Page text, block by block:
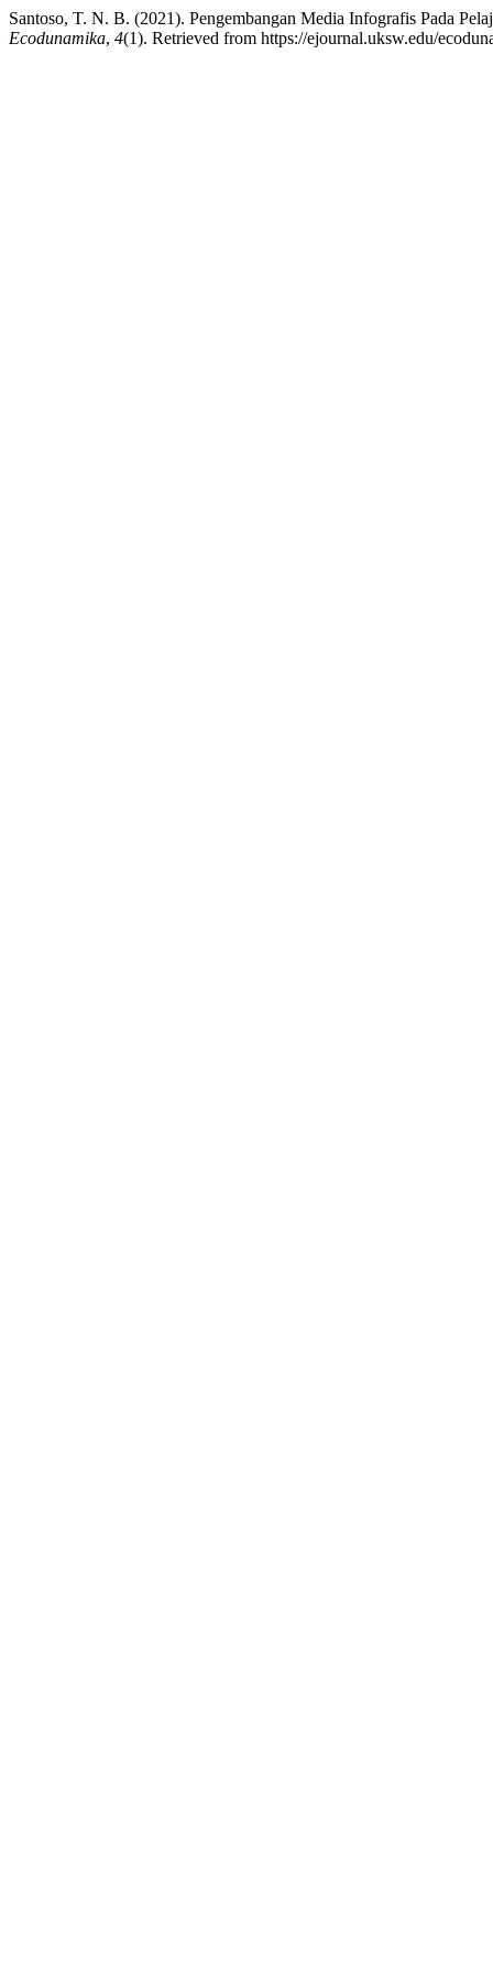
Santoso, T. N. B. (2021). Pengembangan Media Infografis Pada
Ecodunamika, 4(1). Retrieved from https://ejournal.uksw.edu/